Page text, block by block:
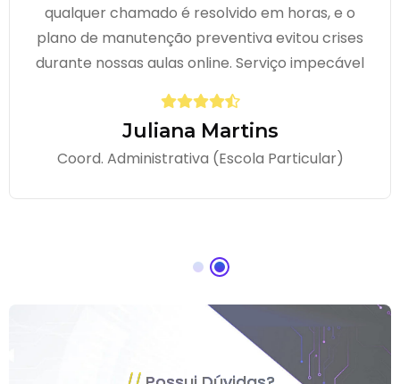
qualquer chamado é resolvido em horas, e o
plano de manutenção preventiva evitou crises
durante nossas aulas online. Serviço impecável
Juliana Martins
Coord. Administrativa (Escola Particular)